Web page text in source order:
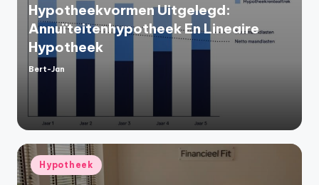
Hypotheekvormen Uitgelegd:
Annuïteitenhypotheek En Lineaire
Hypotheek
Geplaatst
Bert-Jan
Geplaatst
in
Hypotheek